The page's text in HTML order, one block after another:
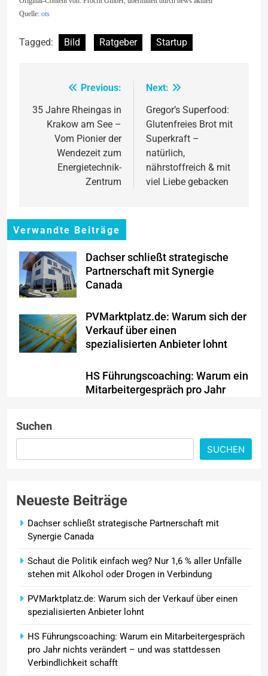
Quelle: ots
Tagged: Bild Ratgeber Startup
Beitragsnavigation
Previous:
35 Jahre Rheingas in
Krakow am See –
Vom Pionier der
Wendezeit zum
Energietechnik-
Zentrum
Next:
Gregor’s Superfood:
Glutenfreies Brot mit
Superkraft –
natürlich,
nährstoffreich & mit
viel Liebe gebacken
Verwandte Beiträge
Dachser schließt strategische
Partnerschaft mit Synergie
Canada
PVMarktplatz.de: Warum sich der
Verkauf über einen
spezialisierten Anbieter lohnt
HS Führungscoaching: Warum ein
Mitarbeitergespräch pro Jahr
Wenn jede Minute zählt: Wie
Notfalllogistik neu denkt
Suchen
SUCHEN
Neueste Beiträge
Dachser schließt strategische Partnerschaft mit
Synergie Canada
Schaut die Politik einfach weg? Nur 1,6 % aller Unfälle
stehen mit Alkohol oder Drogen in Verbindung
PVMarktplatz.de: Warum sich der Verkauf über einen
spezialisierten Anbieter lohnt
HS Führungscoaching: Warum ein Mitarbeitergespräch
pro Jahr nichts verändert – und was stattdessen
Verbindlichkeit schafft